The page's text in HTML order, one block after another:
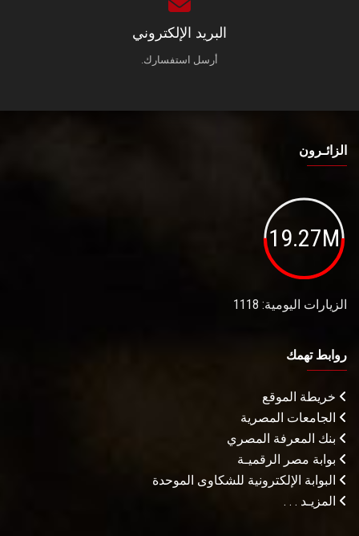
البريد الإلكتروني
أرسل استفسارك.
الزائـرون
19.27M
الزيارات اليومية: 1118
روابط تهمك
خريطة الموقع
الجامعات المصرية
بنك المعرفة المصري
بوابة مصر الرقميـة
البوابة الإلكترونية للشكاوى الموحدة
المزيـد . . .